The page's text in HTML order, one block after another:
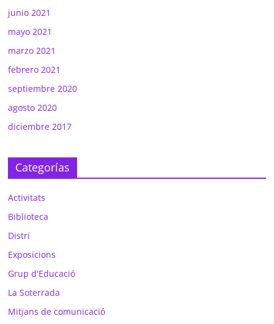
junio 2021
mayo 2021
marzo 2021
febrero 2021
septiembre 2020
agosto 2020
diciembre 2017
Categorías
Activitats
Biblioteca
Distri
Exposicions
Grup d'Educació
La Soterrada
Mitjans de comunicació